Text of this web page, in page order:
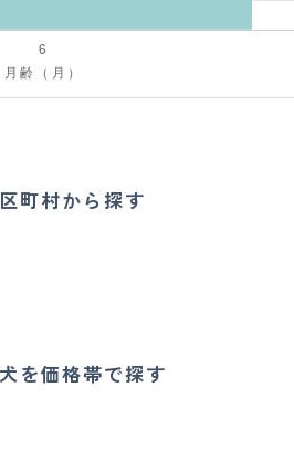
町村から探す
を価格帯で探す